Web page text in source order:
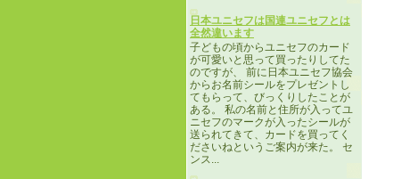
日本ユニセフは国連ユニセフとは
全然違います
子どもの頃からユニセフのカード
が可愛いと思って買ったりしてた
のですが、 前に日本ユニセフ協会
からお名前シールをプレゼントし
てもらって、びっくりしたことが
ある。 私の名前と住所が入ってユ
ニセフのマークが入ったシールが
送られてきて、カードを買ってく
ださいねというご案内が来た。 セ
ンス...